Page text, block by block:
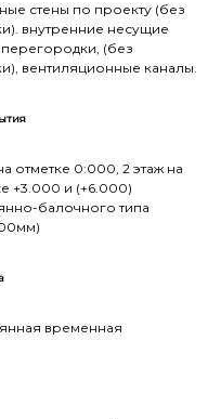
стены по проекту (без
внутренние несущие
перегородки, (без
вентиляционные каналы.
отметке 0:000, 2 этаж на
+3.000 и (+6.000)
балочного типа
временная